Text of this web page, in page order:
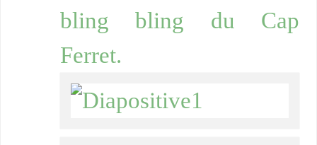
bling bling du Cap
Ferret.